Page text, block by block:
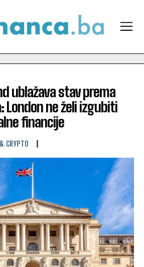
ublažava stav prema
London ne želi izgubiti
financije
CRYPTO